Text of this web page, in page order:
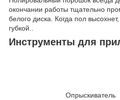
окончании работы тщательно
белого диска. Когда пол
губкой..
Инструменты для
Опрыскиватель